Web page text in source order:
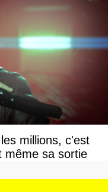
millions, c'est
même sa sortie